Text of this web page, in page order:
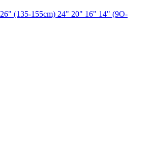
26" (135-155cm) 24" 20" 16" 14" (9O-